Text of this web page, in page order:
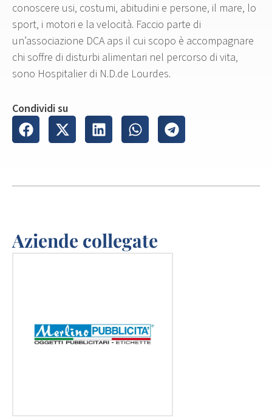
conoscere usi, costumi, abitudini e persone, il mare, lo
sport, i motori e la velocità. Faccio parte di
un’associazione DCA aps il cui scopo è accompagnare
chi soffre di disturbi alimentari nel percorso di vita,
sono Hospitalier di N.D.de Lourdes.
Condividi su
Aziende collegate